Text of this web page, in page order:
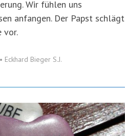
Wir fühlen uns
anfangen. Der Papst schlägt
vor.
• Eckhard Bieger S.J.